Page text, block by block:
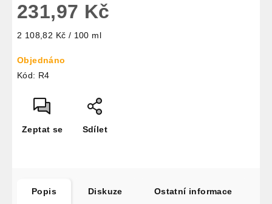
231,97 Kč
Měrná
2 108,82 Kč / 100 ml
Objednáno
Kód: R4
Zeptat se Sdílet
Popis Diskuze Ostatní informace